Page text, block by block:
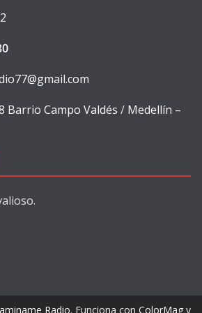
Barrio Campo Valdés / Medellín –
Radio. Funciona con ColorMag y